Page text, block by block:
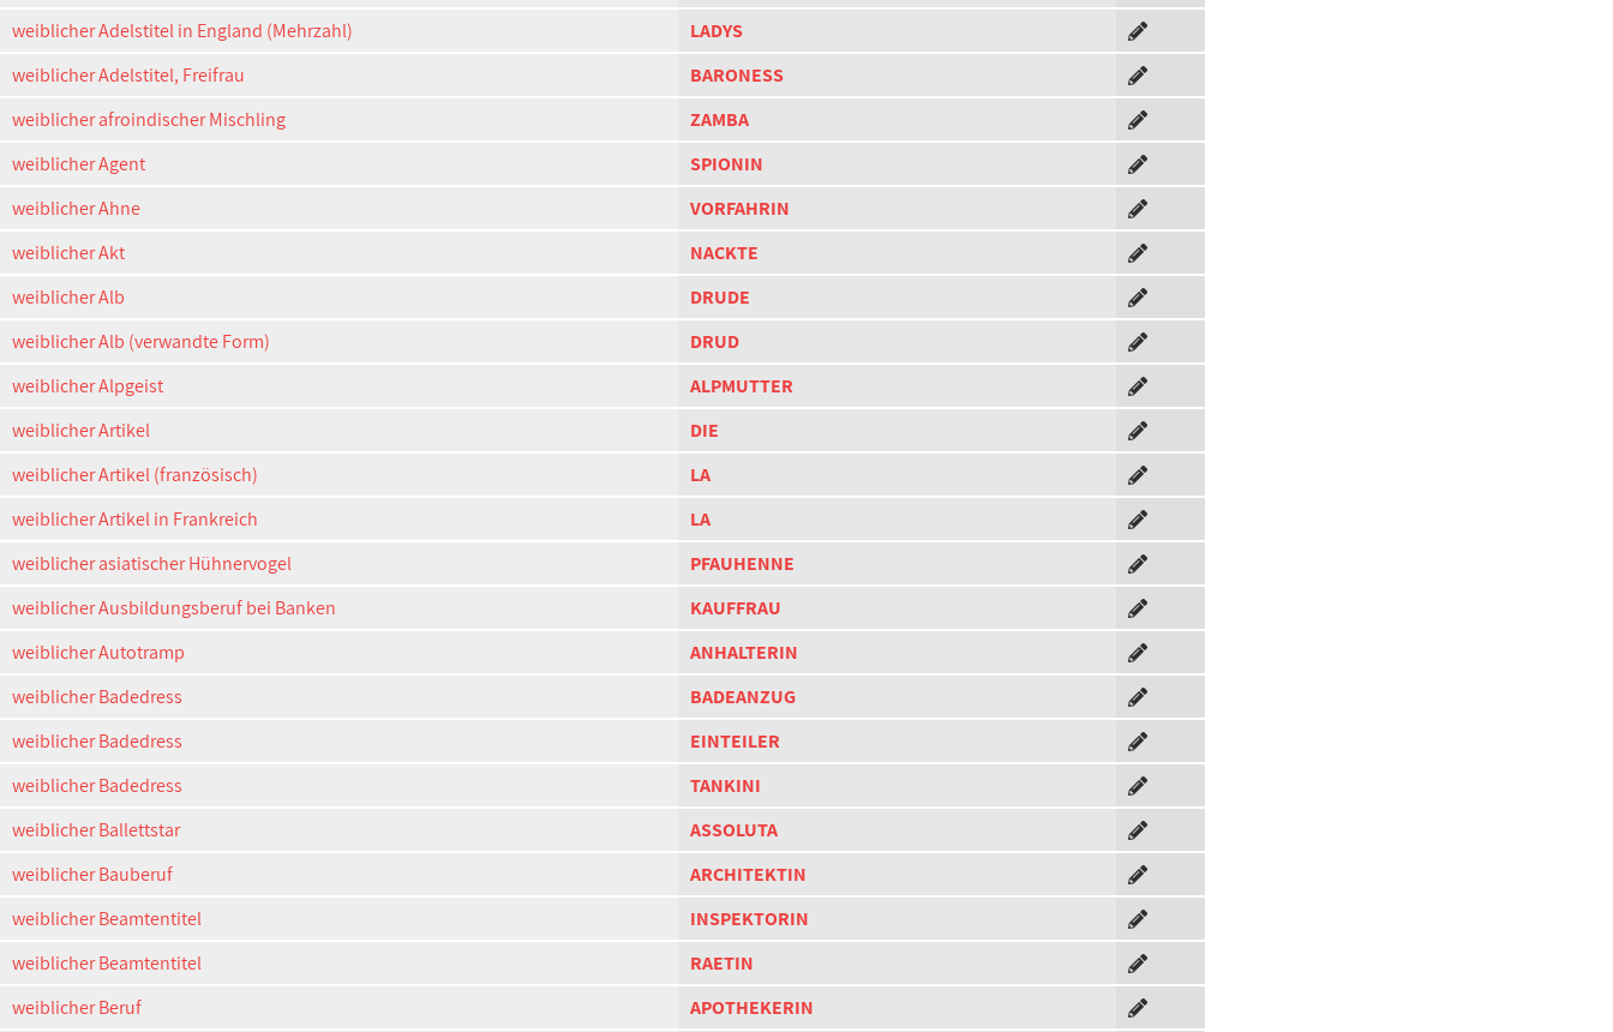
weiblicher Adelstitel in England (Mehrzahl)
LADYS
weiblicher Adelstitel, Freifrau
BARONESS
weiblicher afroindischer Mischling
ZAMBA
weiblicher Agent
SPIONIN
weiblicher Ahne
VORFAHRIN
weiblicher Akt
NACKTE
weiblicher Alb
DRUDE
weiblicher Alb (verwandte Form)
DRUD
weiblicher Alpgeist
ALPMUTTER
weiblicher Artikel
DIE
weiblicher Artikel (französisch)
LA
weiblicher Artikel in Frankreich
LA
weiblicher asiatischer Hühnervogel
PFAUHENNE
weiblicher Ausbildungsberuf bei Banken
KAUFFRAU
weiblicher Autotramp
ANHALTERIN
weiblicher Badedress
BADEANZUG
weiblicher Badedress
EINTEILER
weiblicher Badedress
TANKINI
weiblicher Ballettstar
ASSOLUTA
weiblicher Bauberuf
ARCHITEKTIN
weiblicher Beamtentitel
INSPEKTORIN
weiblicher Beamtentitel
RAETIN
weiblicher Beruf
APOTHEKERIN